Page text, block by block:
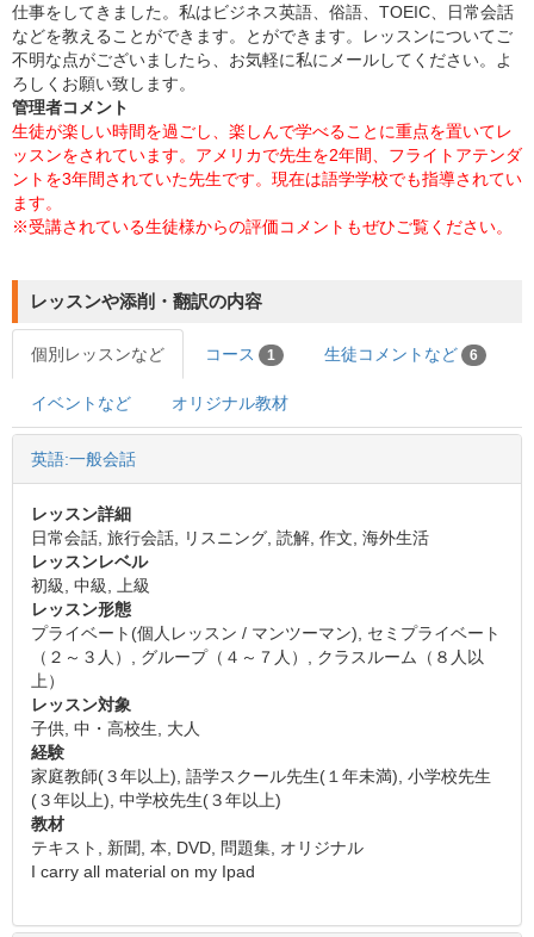
仕事をしてきました。私はビジネス英語、俗語、TOEIC、日常会話
などを教えることができます。とができます。レッスンについてご
不明な点がございましたら、お気軽に私にメールしてください。よ
ろしくお願い致します。
管理者コメント
生徒が楽しい時間を過ごし、楽しんで学べることに重点を置いてレ
ッスンをされています。アメリカで先生を2年間、フライトアテンダ
ントを3年間されていた先生です。現在は語学学校でも指導されてい
ます。
※受講されている生徒様からの評価コメントもぜひご覧ください。
レッスンや添削・翻訳の内容
個別レッスンなど コース 1 生徒コメントなど 6
イベントなど オリジナル教材
英語:一般会話
レッスン詳細
日常会話, 旅行会話, リスニング, 読解, 作文, 海外生活
レッスンレベル
初級, 中級, 上級
レッスン形態
プライベート(個人レッスン / マンツーマン), セミプライベート
（２～３人）, グループ（４～７人）, クラスルーム（８人以
上）
レッスン対象
子供, 中・高校生, 大人
経験
家庭教師(３年以上), 語学スクール先生(１年未満), 小学校先生
(３年以上), 中学校先生(３年以上)
教材
テキスト, 新聞, 本, DVD, 問題集, オリジナル
I carry all material on my Ipad